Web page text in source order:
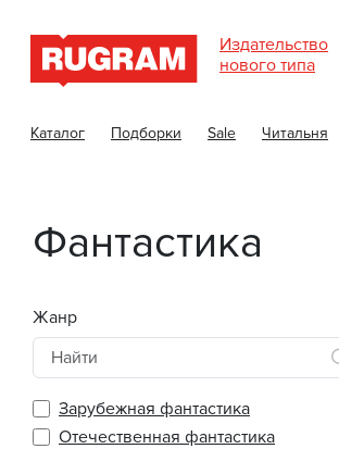
Издательство
нового типа
Каталог Подборки Sale Читальня
Фантастика
Жанр
Зарубежная фантастика
Отечественная фантастика